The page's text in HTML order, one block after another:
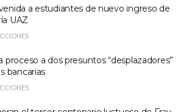
a estudiantes de nuevo ingreso de
UAZ
proceso a dos presuntos “desplazadores”
bancarias